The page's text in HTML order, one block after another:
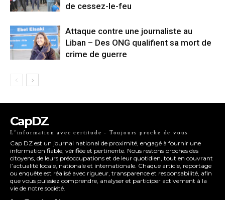
de cessez-le-feu
Attaque contre une journaliste au
Liban – Des ONG qualifient sa mort de
crime de guerre
CapDZ
L’information avec certitude - Toujours proche de vous
Cap DZ est un journal national de proximité, engagé à fournir une
information fiable, vérifiée et pertinente. Nous restons proches des
citoyens, de leurs préoccupations et de leur quotidien, tout en couvrant
l’actualité locale, nationale et internationale. Chaque article, reportage
ou enquête est réalisé avec rigueur, transparence et responsabilité, afin
que vous puissiez comprendre, analyser et participer activement à la
vie de notre société.